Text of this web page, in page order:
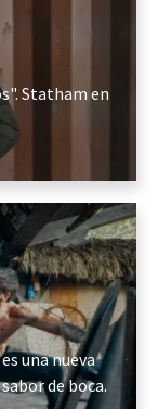
Statham en
una nueva
de boca.